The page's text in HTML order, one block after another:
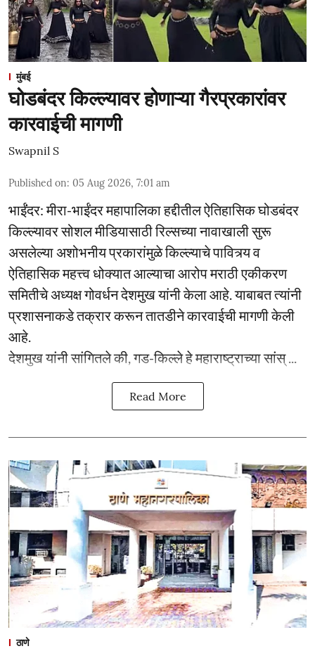
मुंबई
घोडबंदर किल्ल्यावर होणाऱ्या गैरप्रकारांवर
कारवाईची मागणी
Swapnil S
Published on: 05 Aug 2026, 7:01 am
भाईंंदर: मीरा-भाईंदर महापालिका हद्दीतील ऐतिहासिक घोडबंदर
किल्ल्यावर सोशल मीडियासाठी रिल्सच्या नावाखाली सुरू
असलेल्या अशोभनीय प्रकारांमुळे किल्ल्याचे पावित्र्य व
ऐतिहासिक महत्त्व धोक्यात आल्याचा आरोप मराठी एकीकरण
समितीचे अध्यक्ष गोवर्धन देशमुख यांनी केला आहे. याबाबत त्यांनी
प्रशासनाकडे तक्रार करून तातडीने कारवाईची मागणी केली
आहे.
देशमुख यांनी सांगितले की, गड-किल्ले हे महाराष्ट्राच्या सांस् ...
Read More
ठाणे